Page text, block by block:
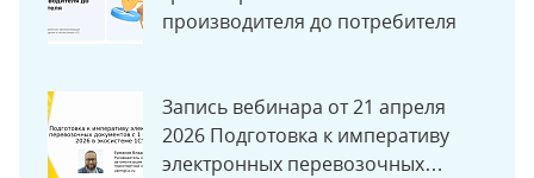
производителя до потребителя
Запись вебинара от 21 апреля
2026 Подготовка к императиву
электронных перевозочных